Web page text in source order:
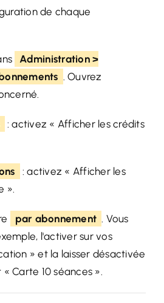
de chaque
Administration >
. Ouvrez
: activez « Afficher les crédits
: activez « Afficher les
».
par abonnement . Vous
l'activer sur vos
» et la laisser désactivée
Carte 10 séances ».